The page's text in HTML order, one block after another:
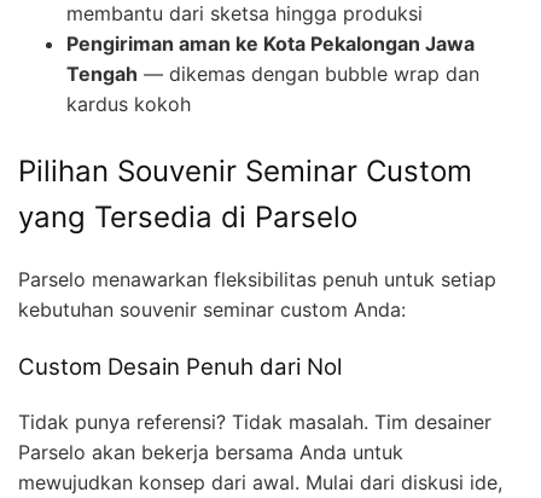
membantu dari sketsa hingga produksi
Pengiriman aman ke Kota Pekalongan Jawa
Tengah — dikemas dengan bubble wrap dan
kardus kokoh
Pilihan Souvenir Seminar Custom
yang Tersedia di Parselo
Parselo menawarkan fleksibilitas penuh untuk setiap
kebutuhan souvenir seminar custom Anda:
Custom Desain Penuh dari Nol
Tidak punya referensi? Tidak masalah. Tim desainer
Parselo akan bekerja bersama Anda untuk
mewujudkan konsep dari awal. Mulai dari diskusi ide,